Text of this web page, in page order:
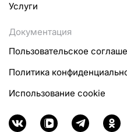
Услуги
Документация
Пользовательское
Политика
Использование cookie